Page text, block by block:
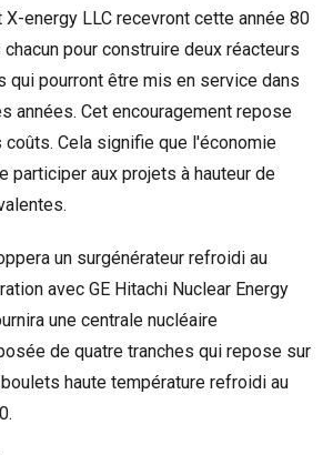
X-energy LLC recevront cette année 80
pour construire deux réacteurs
qui pourront être mis en service dans
années. Cet encouragement repose
coûts. Cela signifie que l'économie
participer aux projets à hauteur de
un surgénérateur refroidi au
avec GE Hitachi Nuclear Energy
une centrale nucléaire
de quatre tranches qui repose sur
haute température refroidi au